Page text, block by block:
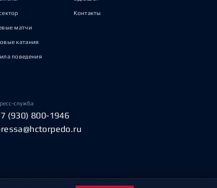
матчи
катания
поведения
Контакты
служба
(930) 800-1946